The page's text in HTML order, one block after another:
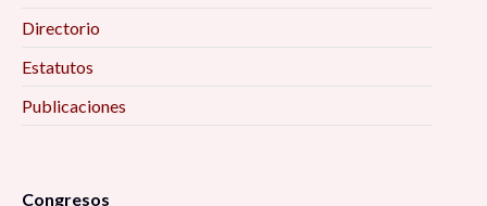
Directorio
Estatutos
Publicaciones
Congresos